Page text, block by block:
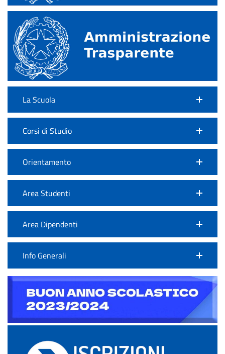
La Scuola
Corsi di Studio
Orientamento
Area Studenti
Area Dipendenti
Info Generali